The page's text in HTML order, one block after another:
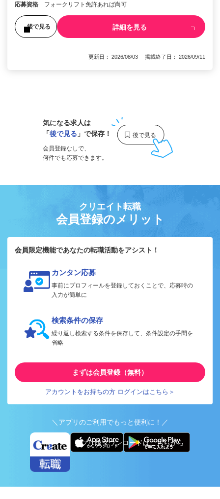
応募資格 フォークリフト免許あれば尚可
後で見る 詳細を見る
更新日： 2026/08/03 掲載終了日： 2026/09/11
気になる求人は
「後で見る 」で保存！
会員登録なしで、
何件でも応募できます。
クリエイト転職
会員登録のメリット
会員限定機能であなたの転職活動をアシスト！
カンタン応募
事前にプロフィールを登録しておくことで、応募時の
入力が簡単に
検索条件の保存
繰り返し検索する条件を保存して、条件設定の手間を
省略
まずは会員登録（無料）
アカウントをお持ちの方 ログインはこちら＞
＼アプリのご利用でもっと便利に！／
アプリ版ダウンロードはこちらから